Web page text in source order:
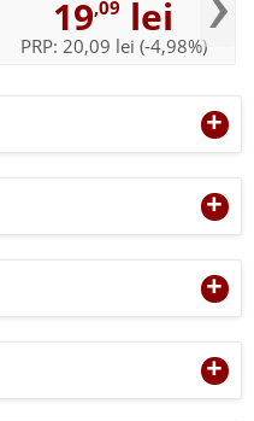
+
+
19,09 lei
PRP: 20,09 lei (-4,98%)
+
+